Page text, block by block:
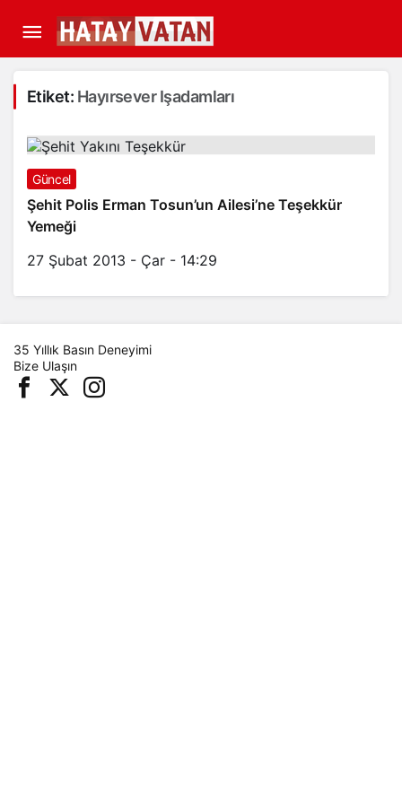
Etiket: Hayırsever Işadamları
Güncel
Şehit Polis Erman Tosun’un Ailesi’ne Teşekkür
Yemeği
27 Şubat 2013 - Çar - 14:29
35 Yıllık Basın Deneyimi
Bize Ulaşın